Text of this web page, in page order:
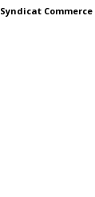
Syndicat Commerce